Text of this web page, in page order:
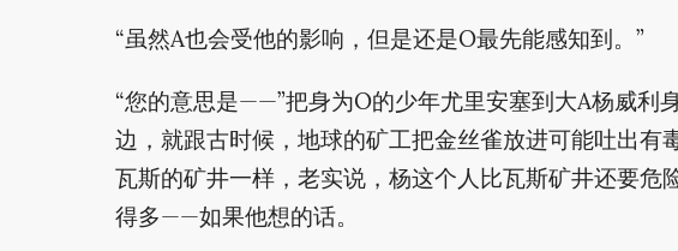
“虽然A也会受他的影响，但是还是O最先能感知到。”
“您的意思是——”把身为O的少年尤里安塞到大A杨威利
边，就跟古时候，地球的矿工把金丝雀放进可能吐出有
瓦斯的矿井一样，老实说，杨这个人比瓦斯矿井还要危
得多——如果他想的话。